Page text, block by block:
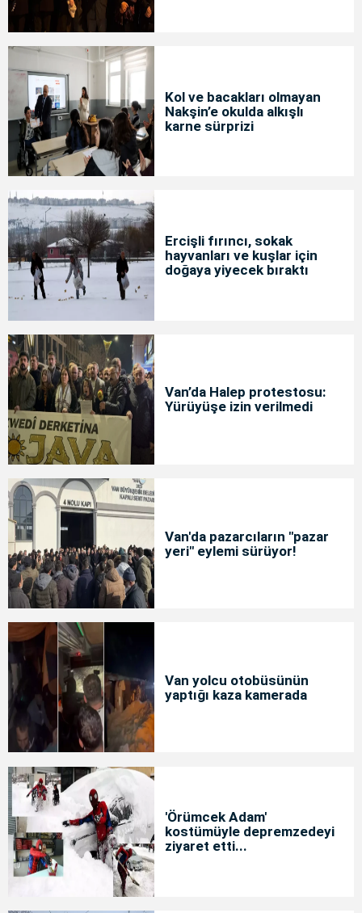
Kol ve bacakları olmayan
Nakşin’e okulda alkışlı
karne sürprizi
Ercişli fırıncı, sokak
hayvanları ve kuşlar için
doğaya yiyecek bıraktı
Van’da Halep protestosu:
Yürüyüşe izin verilmedi
Van'da pazarcıların "pazar
yeri" eylemi sürüyor!
Van yolcu otobüsünün
yaptığı kaza kamerada
'Örümcek Adam'
kostümüyle depremzedeyi
ziyaret etti...